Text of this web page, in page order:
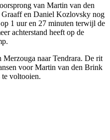
van Martin van den
en Daniel Kozlovsky nog
1 uur en 27 minuten terwijl de
achterstand heeft op de
Merzouga naar Tendrara. De rit
voor Martin van den Brink
te voltooien.